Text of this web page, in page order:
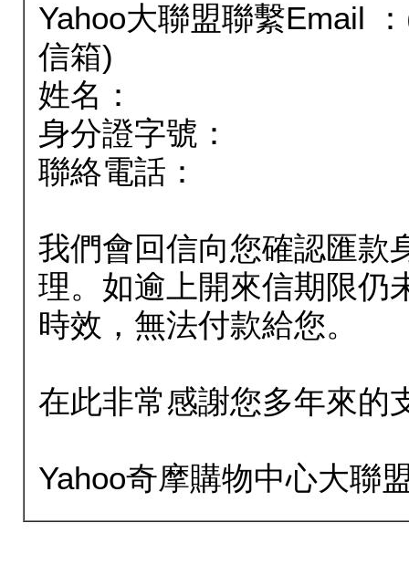
Yahoo大聯盟聯繫Email
信箱)
姓名：
身分證字號：
聯絡電話：
我們會回信向您確認匯款
理。如逾上開來信期限仍
時效，無法付款給您。
在此非常感謝您多年來的
Yahoo奇摩購物中心大